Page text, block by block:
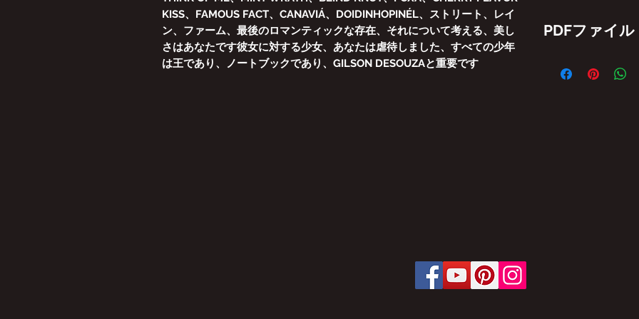
KISS、FAMOUS FACT、CANAVIÁ、DOIDINHOPINÉL、ストリート、レイ
ン、ファーム、最後のロマンティックな存在、それについて考える、美し
さはあなたです彼女に対する少女、あなたは虐待しました、すべての少年
は王であり、ノートブックであり、GILSON DESOUZAと重要です
PDFファイル
び/または部分的な